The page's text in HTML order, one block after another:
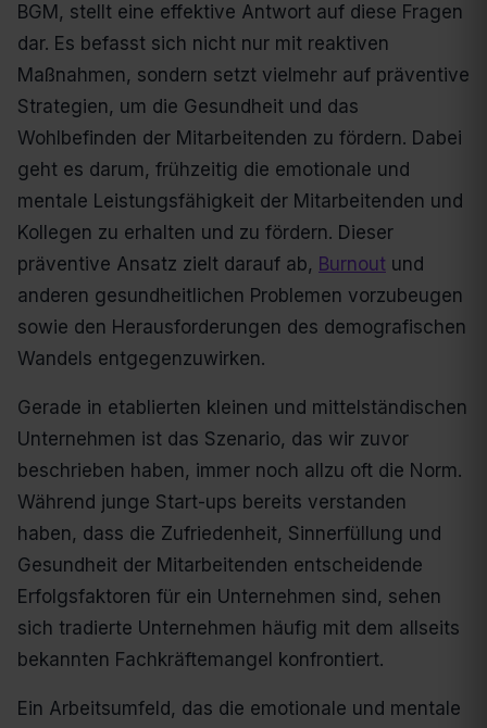
BGM, stellt eine effektive Antwort auf diese Fragen
dar. Es befasst sich nicht nur mit reaktiven
Maßnahmen, sondern setzt vielmehr auf präventive
Strategien, um die Gesundheit und das
Wohlbefinden der Mitarbeitenden zu fördern. Dabei
geht es darum, frühzeitig die emotionale und
mentale Leistungsfähigkeit der Mitarbeitenden und
Kollegen zu erhalten und zu fördern. Dieser
präventive Ansatz zielt darauf ab, Burnout und
anderen gesundheitlichen Problemen vorzubeugen
sowie den Herausforderungen des demografischen
Wandels entgegenzuwirken.
Gerade in etablierten kleinen und mittelständischen
Unternehmen ist das Szenario, das wir zuvor
beschrieben haben, immer noch allzu oft die Norm.
Während junge Start-ups bereits verstanden
haben, dass die Zufriedenheit, Sinnerfüllung und
Gesundheit der Mitarbeitenden entscheidende
Erfolgsfaktoren für ein Unternehmen sind, sehen
sich tradierte Unternehmen häufig mit dem allseits
bekannten Fachkräftemangel konfrontiert.
Ein Arbeitsumfeld, das die emotionale und mentale